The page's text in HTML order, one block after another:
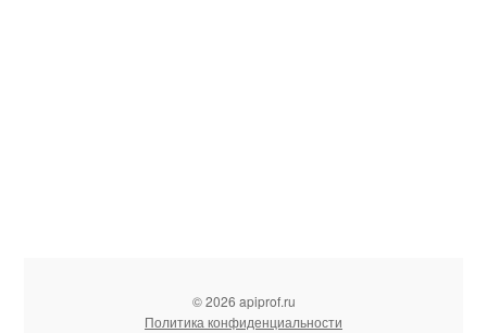
© 2026 apiprof.ru
Политика конфиденциальности